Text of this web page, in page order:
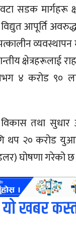
सडक मार्गहरू
आपूर्ति
क्षेत्रहरूलाई
४ करोड ९०
विकास तथा
थप २० करोड
घोषणा गरेको छ
खबर